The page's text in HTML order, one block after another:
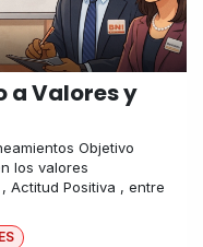
a Valores y
Objetivo
los valores
Actitud Positiva , entre